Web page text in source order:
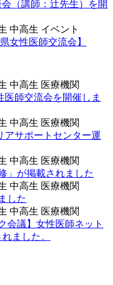
会（講師：辻先生）を開
中高生 イベント
女性医師交流会】
中高生 医療機関
医師交流会を開催しま
中高生 医療機関
アサポートセンター運
中高生 医療機関
」が掲載されました
中高生 医療機関
した
中高生 医療機関
会議】女性医師ネット
ました。